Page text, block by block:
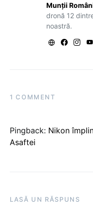
Munții
dronă 12
noastră.
1 COMMENT
Pingback: Nikon
Asaftei
LASĂ UN RĂSPUNS